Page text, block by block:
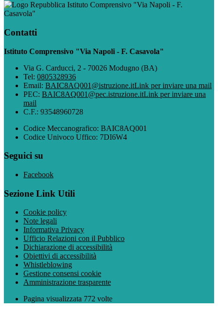
Istituto Comprensivo "Via Napoli - F.
Casavola"
Contatti
Istituto Comprensivo "Via Napoli - F. Casavola"
Via G. Carducci, 2 - 70026 Modugno (BA)
Tel: 0805328936
Email: BAIC8AQ001@istruzione.itLink per inviare una mail
PEC: BAIC8AQ001@pec.istruzione.itLink per inviare una
mail
C.F.: 93548960728
Codice Meccanografico: BAIC8AQ001
Codice Univoco Uffico: 7DI6W4
Seguici su
Facebook
Sezione Link Utili
Cookie policy
Note legali
Informativa Privacy
Ufficio Relazioni con il Pubblico
Dichiarazione di accessibilità
Obiettivi di accessibilità
Whistleblowing
Gestione consensi cookie
Amministrazione trasparente
Pagina visualizzata 772 volte